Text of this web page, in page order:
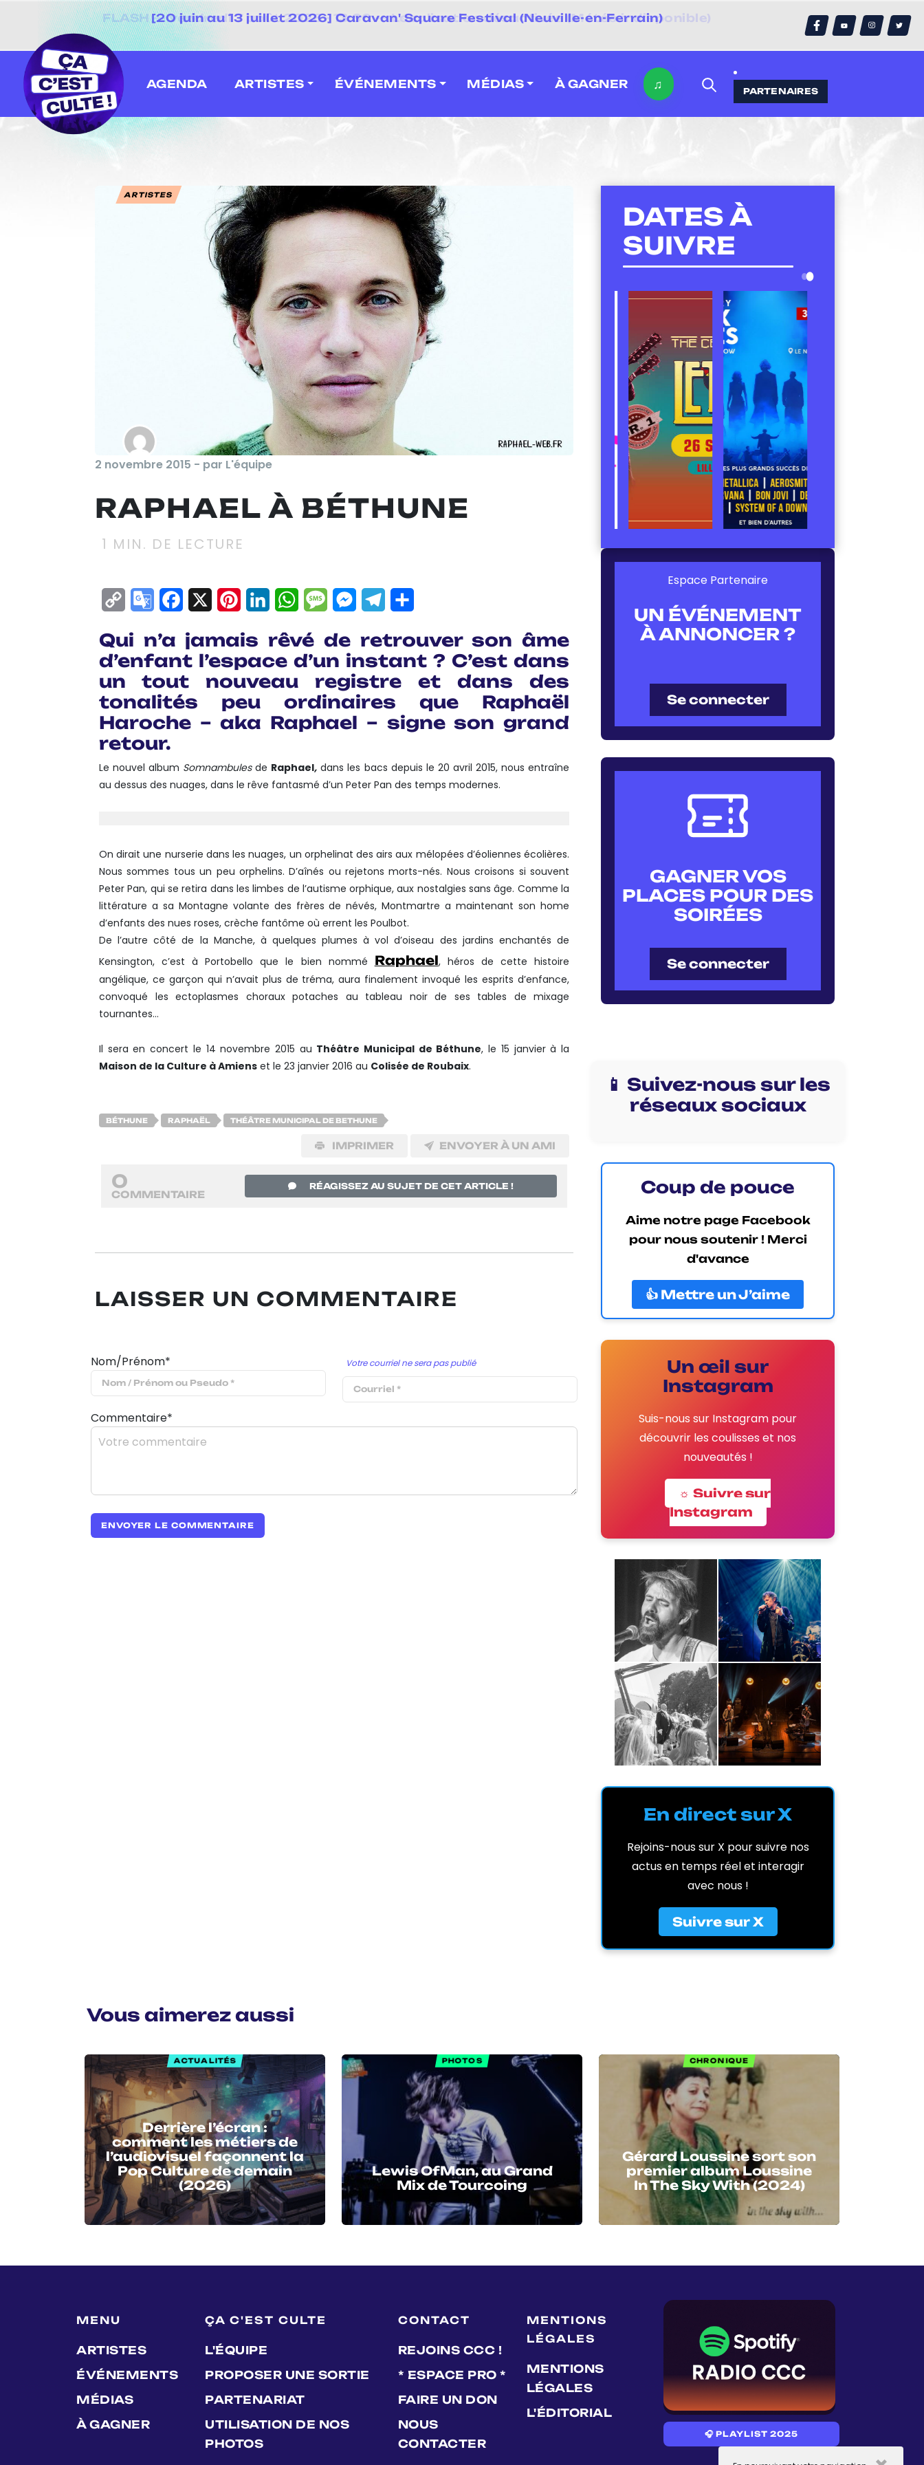
[20 juin au 13 juillet 2026] Caravan' Square Festival (Neuville-en-Ferrain)
AGENDA ARTISTES ÉVÉNEMENTS MÉDIAS À GAGNER ♫ PARTENAIRES
ARTISTES
2 novembre 2015 - par L'équipe
RAPHAEL À BÉTHUNE
1 MIN. DE LECTURE
Copy GoogleFacebook
X Pinterest
LinkedInWhatsApp
MessageMessenger
Telegram
Qui n’a jamais rêvé de retrouver son âme
d’enfant l’espace d’un instant ? C’est dans
un tout nouveau registre et dans des
tonalités peu ordinaires que Raphaël
Haroche – aka Raphael – signe son grand
retour.
Le nouvel album Somnambulesde Raphael, dans les bacs depuis le 20 avril 2015, nous entraîne
au dessus des nuages, dans le rêve fantasmé d’un Peter Pan des temps modernes.
On dirait une nurserie dans les nuages, un orphelinat des airs aux mélopées d’éoliennes écolières.
Nous sommes tous un peu orphelins. D’aînés ou rejetons morts-nés. Nous croisons si souvent
Peter Pan, qui se retira dans les limbes de l’autisme orphique, aux nostalgies sans âge. Comme la
littérature a sa Montagne volante des frères de névés, Montmartre a maintenant son home
d’enfants des nues roses, crèche fantôme où errent les Poulbot.
De l’autre côté de la Manche, à quelques plumes à vol d’oiseau des jardins enchantés de
Kensington, c’est à Portobello que le bien nommé Raphael, héros de cette histoire
angélique, ce garçon qui n’avait plus de tréma, aura finalement invoqué les esprits d’enfance,
convoqué les ectoplasmes choraux potaches au tableau noir de ses tables de mixage
tournantes…
Il sera en concert le 14 novembre 2015 au Théâtre Municipal de Béthune, le 15 janvier à la
Maison de la Culture à Amiens et le 23 janvier 2016 au Colisée de Roubaix.
BÉTHUNE RAPHAËL THÉÂTRE MUNICIPAL DE BETHUNE
IMPRIMER ENVOYER À UN AMI
0
COMMENTAIRE
RÉAGISSEZ AU SUJET DE CET ARTICLE !
LAISSER UN COMMENTAIRE
Nom/Prénom* Votre courriel ne sera pas publié
Commentaire*
DATES À
SUIVRE
Espace Partenaire
UN ÉVÉNEMENT
À ANNONCER ?
Se connecter
GAGNER VOS
PLACES POUR DES
SOIRÉES
Se connecter
📱 Suivez-nous sur les
réseaux sociaux
Coup de pouce
Aime notre page Facebook
pour nous soutenir ! Merci
d'avance
👍 Mettre un J’aime
Un œil sur
Instagram
Suis-nous sur Instagram pour
découvrir les coulisses et nos
nouveautés !
☼ Suivre sur
Instagram
En direct sur X
Rejoins-nous sur X pour suivre nos
actus en temps réel et interagir
avec nous !
Suivre sur X
Vous aimerez aussi
ACTUALITÉS
Derrière l’écran :
comment les métiers de
l’audiovisuel façonnent la
Pop Culture de demain
(2026)
PHOTOS
Lewis OfMan, au Grand
Mix de Tourcoing
CHRONIQUE
Gérard Loussine sort son
premier album Loussine
In The Sky With (2024)
MENU
ARTISTES
ÉVÉNEMENTS
MÉDIAS
À GAGNER
ÇA C'EST CULTE
L'ÉQUIPE
PROPOSER UNE SORTIE
PARTENARIAT
UTILISATION DE NOS
PHOTOS
CONTACT
REJOINS CCC !
* ESPACE PRO *
FAIRE UN DON
NOUS
CONTACTER
MENTIONS
LÉGALES
MENTIONS
LÉGALES
L'ÉDITORIAL
🎧 PLAYLIST 2025